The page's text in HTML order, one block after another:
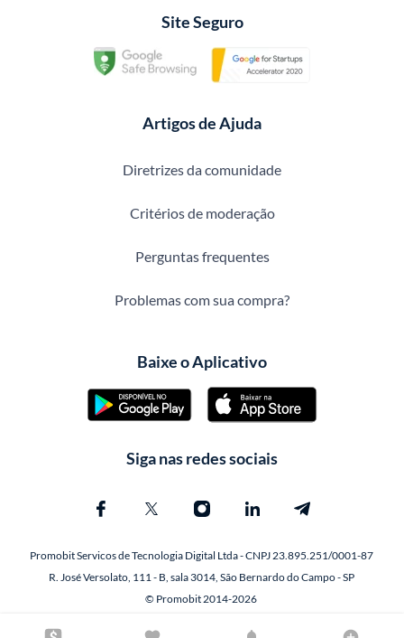
Site Seguro
Artigos de Ajuda
Diretrizes da comunidade
Critérios de moderação
Perguntas frequentes
Problemas com sua compra?
Baixe o Aplicativo
Siga nas redes sociais
Promobit Servicos de Tecnologia Digital Ltda - CNPJ 23.895.251/0001-87
R. José Versolato, 111 - B, sala 3014, São Bernardo do Campo - SP
© Promobit 2014-2026